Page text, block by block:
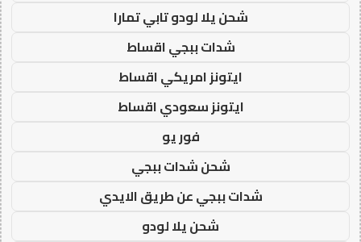
شحن يلا لودو تابي تمارا
شدات ببجي اقساط
ايتونز امريكي اقساط
ايتونز سعودي اقساط
فور يو
شحن شدات ببجي
شدات ببجي عن طريق الايدي
شحن يلا لودو